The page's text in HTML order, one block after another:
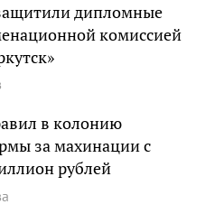
дипломные
комиссией
в колонию
за махинации с
рублей